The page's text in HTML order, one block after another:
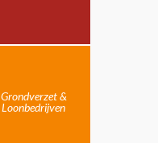
Grondverzet &
Loonbedrijven